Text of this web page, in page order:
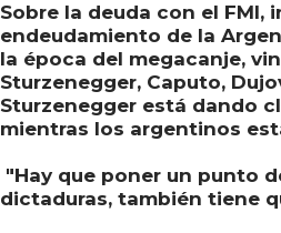
Sobre la deuda con el
endeudamiento de la
la época del megacanje,
Sturzenegger, Caputo,
Sturzenegger está dando
mientras los argentinos
"Hay que poner un punto
dictaduras, también tiene